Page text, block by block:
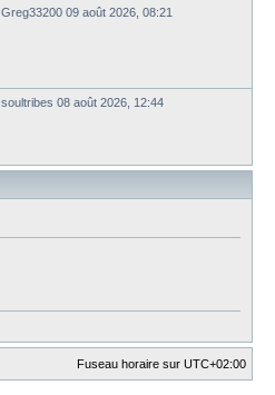
Greg33200 09 août 2026, 08:21
soultribes 08 août 2026, 12:44
Fuseau horaire sur UTC+02:00